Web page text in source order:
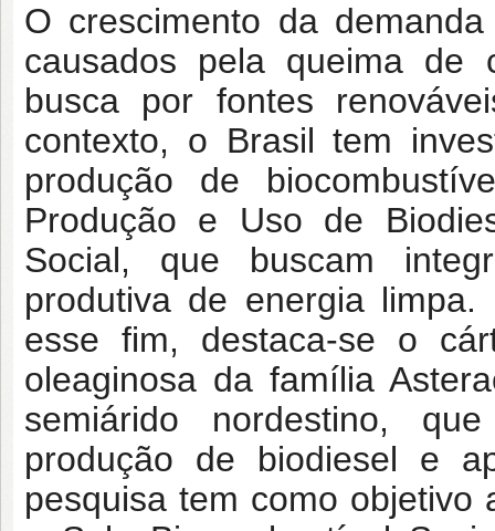
O crescimento da
causados pela queima de
busca por fontes
contexto, o Brasil tem
produção de
Produção e Uso de
Social, que buscam
produtiva de energia
esse fim, destaca-se o
oleaginosa da família
semiárido nordestino,
produção de biodiesel e
pesquisa tem como